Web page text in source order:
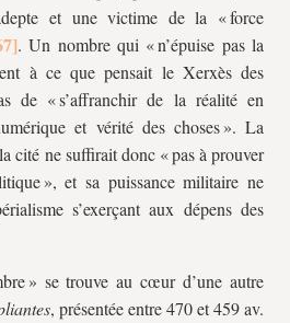
et une victime de la « force
. Un nombre qui « n’épuise pas la
à ce que pensait le Xerxès des
de « s’affranchir de la réalité en
et vérité des choses ». La
cité ne suffirait donc « pas à prouver
», et sa puissance militaire ne
s’exerçant aux dépens des
» se trouve au cœur d’une autre
, présentée entre 470 et 459 av.